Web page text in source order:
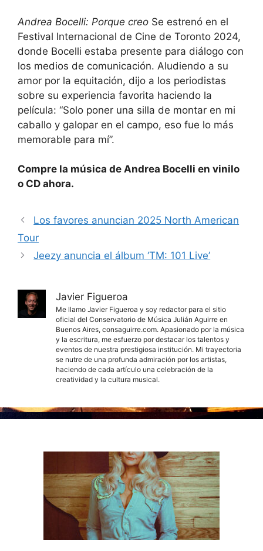
Andrea Bocelli: Porque creo Se estrenó en el
Festival Internacional de Cine de Toronto 2024,
donde Bocelli estaba presente para diálogo con
los medios de comunicación. Aludiendo a su
amor por la equitación, dijo a los periodistas
sobre su experiencia favorita haciendo la
película: “Solo poner una silla de montar en mi
caballo y galopar en el campo, eso fue lo más
memorable para mí”.
Compre la música de Andrea Bocelli en vinilo
o CD ahora.
Los favores anuncian 2025 North American
Tour
Jeezy anuncia el álbum ‘TM: 101 Live’
Javier Figueroa
Me llamo Javier Figueroa y soy redactor para el sitio
oficial del Conservatorio de Música Julián Aguirre en
Buenos Aires, consaguirre.com. Apasionado por la música
y la escritura, me esfuerzo por destacar los talentos y
eventos de nuestra prestigiosa institución. Mi trayectoria
se nutre de una profunda admiración por los artistas,
haciendo de cada artículo una celebración de la
creatividad y la cultura musical.